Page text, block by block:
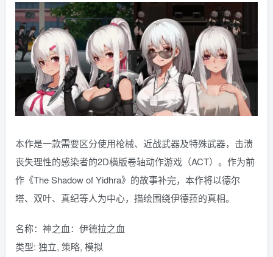
本作是一款需要区分使用枪械、近战武器及特殊武器，击溃
丧失理性的感染者的2D横版卷轴动作游戏（ACT）。作为前
作《The Shadow of Yidhra》的故事补完，本作将以德尔
塔、双叶、真纪等人为中心，描绘围绕伊德菈的真相。
名称：神之血：伊德拉之血
类型: 独立, 策略, 模拟